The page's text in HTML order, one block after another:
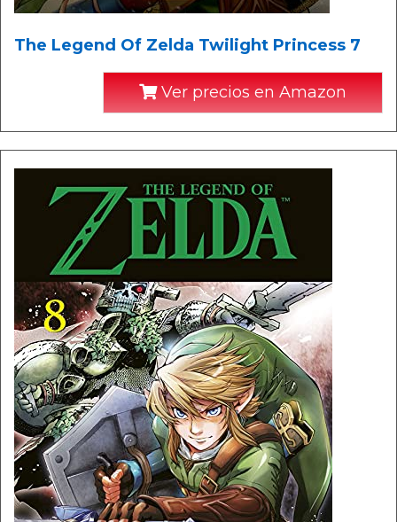
The Legend Of Zelda Twilight Princess 7
Ver precios en Amazon